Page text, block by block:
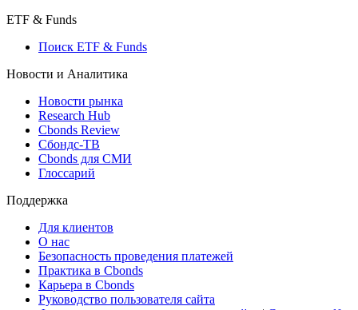
ETF & Funds
Поиск ETF & Funds
Новости и Аналитика
Новости рынка
Research Hub
Cbonds Review
Сбондс-ТВ
Cbonds для СМИ
Глоссарий
Поддержка
Для клиентов
О нас
Безопасность проведения платежей
Практика в Cbonds
Карьера в Cbonds
Руководство пользователя сайта